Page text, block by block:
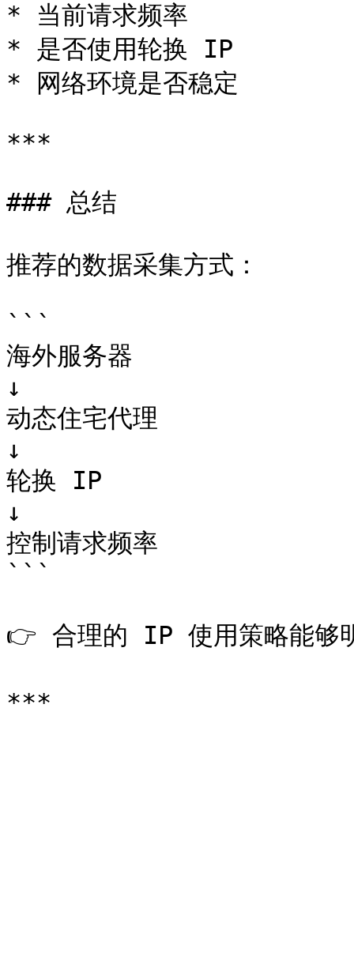
* 当前请求频率
* 是否使用轮换 IP
* 网络环境是否稳定
***
### 总结
推荐的数据采集方式：
```
海外服务器
↓
动态住宅代理
↓
轮换 IP
↓
控制请求频率
```
👉 合理的 IP 使用策略能够